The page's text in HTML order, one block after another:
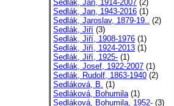
Sedlák, Ján, 1914-2007 (2)
Sedlák, Jan, 1943-2016 (1)
Sedlák, Jaroslav, 1879-19.. (2)
Sedlák, Jiří (3)
Sedlák, Jiří, 1908-1976 (1)
Sedlák, Jiří, 1924-2013 (1)
Sedlák, Jiří, 1925- (1)
Sedlák, Josef, 1922-2007 (1)
Sedlák, Rudolf, 1863-1940 (2)
Sedláková, B. (1)
Sedláková, Bohumila(1)
Sedláková, Bohumila, 1952- (3)